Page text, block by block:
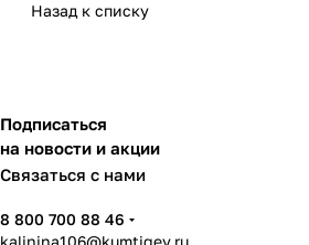
Назад к списку
Подписаться
на новости и акции
Связаться с нами
8 800 700 88 46